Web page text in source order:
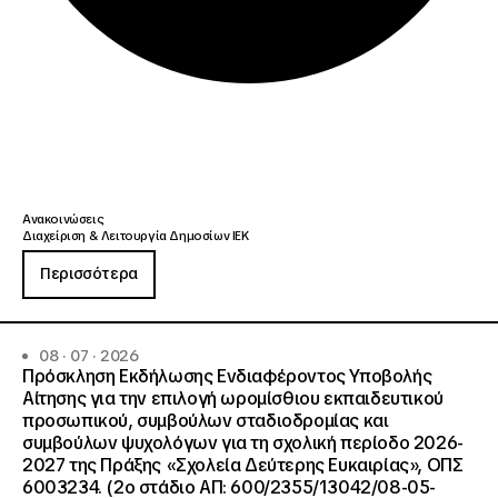
Ανακοινώσεις
Διαχείριση & Λειτουργία Δημοσίων ΙΕΚ
Περισσότερα
08 · 07 · 2026
Πρόσκληση Εκδήλωσης Ενδιαφέροντος Υποβολής
Αίτησης για την επιλογή ωρομίσθιου εκπαιδευτικού
προσωπικού, συμβούλων σταδιοδρομίας και
συμβούλων ψυχολόγων για τη σχολική περίοδο 2026-
2027 της Πράξης «Σχολεία Δεύτερης Ευκαιρίας», ΟΠΣ
6003234. (2ο στάδιο ΑΠ: 600/2355/13042/08-05-